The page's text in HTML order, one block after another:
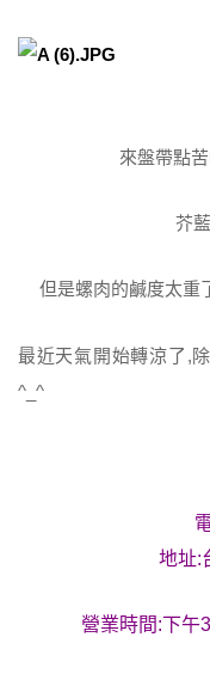
來盤帶點
芥
但是螺肉的鹹度太重
最近天氣開始轉涼了,
^_^
地址:
營業時間:下午